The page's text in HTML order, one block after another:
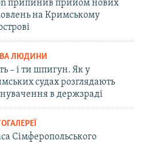
припинив прийом нових
на Кримському
ЛЮДИНИ
– і ти шпигун. Як у
судах розглядають
в держзраді
Сімферопольського